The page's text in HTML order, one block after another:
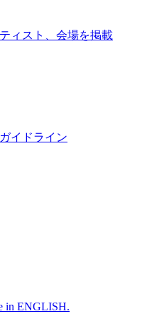
ィスト、会場を掲載
イドライン
in ENGLISH.